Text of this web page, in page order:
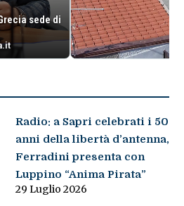
sede di
Radio: a Sapri celebrati i 50
anni della libertà d’antenna,
Ferradini presenta con
Luppino “Anima Pirata”
29 Luglio 2026